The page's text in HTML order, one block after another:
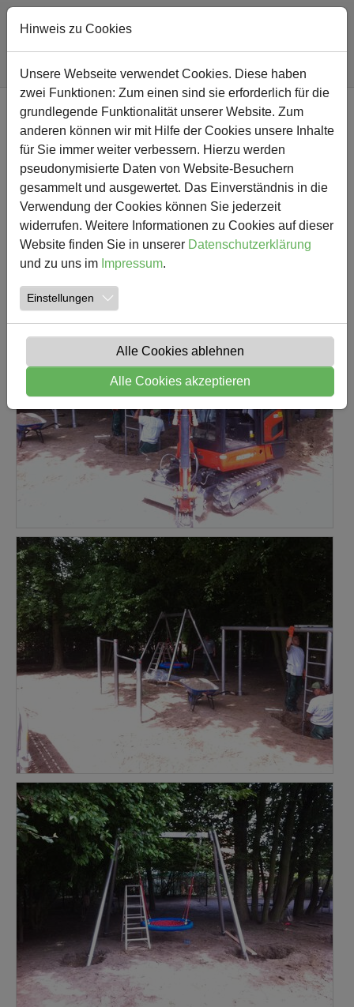
Zum Hauptinhalt springen
Sie sind hier:
Südschule Nachricht
NEWS
Wir freuen uns über neue
Spielgeräte an beiden
Standorten
28.06.2016 Erstellt vonGeorg
Hinweis zu Cookies
Unsere Webseite verwendet Cookies. Diese haben
zwei Funktionen: Zum einen sind sie erforderlich für die
grundlegende Funktionalität unserer Website. Zum
anderen können wir mit Hilfe der Cookies unsere Inhalte
für Sie immer weiter verbessern. Hierzu werden
pseudonymisierte Daten von Website-Besuchern
gesammelt und ausgewertet. Das Einverständnis in die
Verwendung der Cookies können Sie jederzeit
widerrufen. Weitere Informationen zu Cookies auf dieser
Website finden Sie in unserer Datenschutzerklärung
und zu uns im Impressum.
Einstellungen
Alle Cookies ablehnen
Alle Cookies akzeptieren